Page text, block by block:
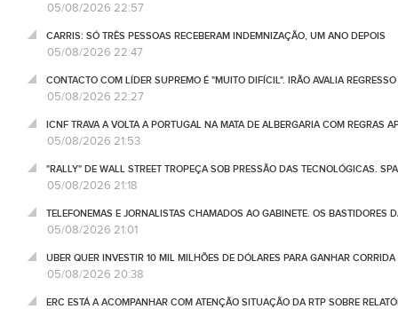
05/08/2026 22:57
CARRIS: SÓ TRÊS PESSOAS RECEBERAM INDEMNIZAÇÃO, UM ANO DEPOIS
05/08/2026 22:47
CONTACTO COM LÍDER SUPREMO É "MUITO DIFÍCIL". IRÃO AVALIA
05/08/2026 22:27
ICNF TRAVA A VOLTA A PORTUGAL NA MATA DE ALBERGARIA COM REGRAS
05/08/2026 21:53
"RALLY" DE WALL STREET TROPEÇA SOB PRESSÃO DAS TECNOLÓGICAS.
05/08/2026 21:18
TELEFONEMAS E JORNALISTAS CHAMADOS AO GABINETE. OS BASTIDORES
05/08/2026 21:01
UBER QUER INVESTIR 10 MIL MILHÕES DE DÓLARES PARA GANHAR
05/08/2026 20:38
ERC ESTÁ A ACOMPANHAR COM ATENÇÃO SITUAÇÃO DA RTP SOBRE